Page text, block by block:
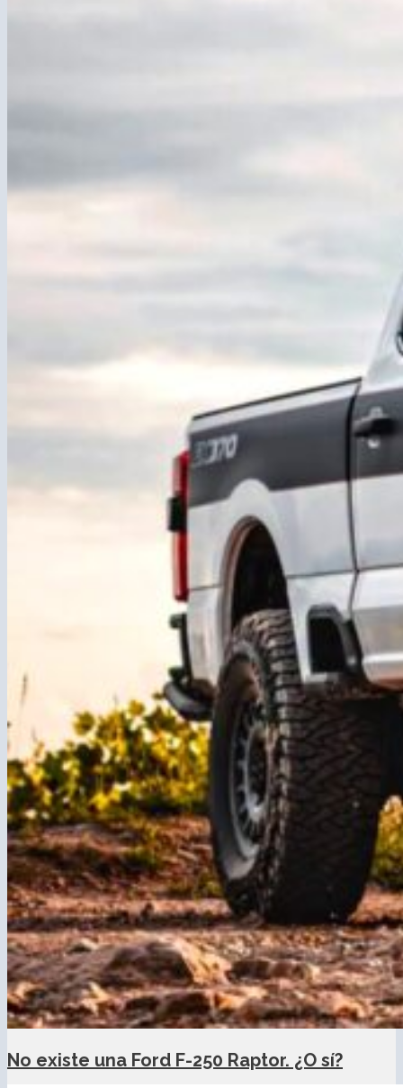
No existe una Ford F-250 Raptor. ¿O sí?